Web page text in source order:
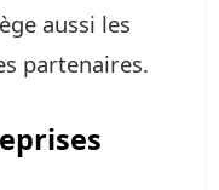
aussi les
partenaires.